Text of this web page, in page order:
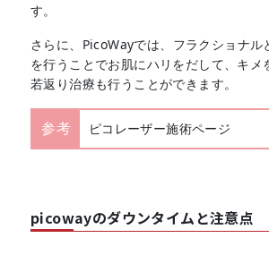
す。
さらに、PicoWayでは、フラクショナル
を行うことでお肌にハリをだして、キメ
若返り治療も行うことができます。
参考 ピコレーザー施術ページ
picowayのダウンタイムと注意点